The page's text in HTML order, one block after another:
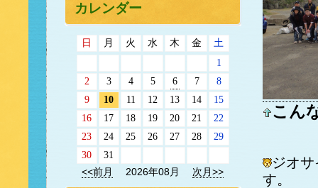
こん
ジオ
す。
カレンダー
日 月 火 水 木 金
土
1
2
3 4 5 6 7
8
9
10 11 12 13 14
15
16
17 18 19 20 21
22
23
24 25 26 27 28
29
30
31
<<前月
2026年08月 次月>>